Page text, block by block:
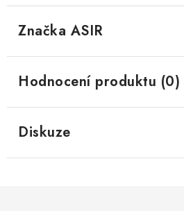
Značka ASIR
Hodnocení produktu (0)
Diskuze